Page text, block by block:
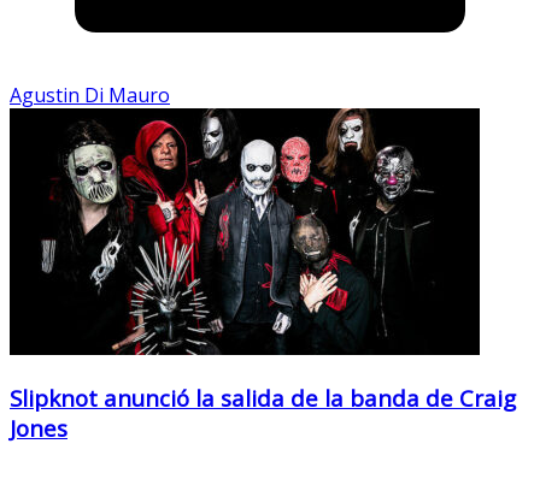
Agustin Di Mauro
Slipknot anunció la salida de la banda de Craig
Jones